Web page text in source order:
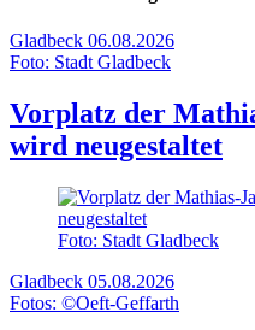
Gladbeck 06.08.2026
Foto: Stadt Gladbeck
Vorplatz der
wird neugestaltet
Foto: Stadt Gladbeck
Gladbeck 05.08.2026
Fotos: ©Oeft-Geffarth